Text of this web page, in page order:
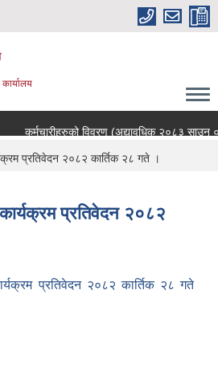
कर्मचारीहरुको विवरण (अद्यावधिक २०८३ साउन
प्रतिवेदन २०८२ कार्तिक २८ गते ।
प्रतिवेदन २०८२
प्रतिवेदन २०८२ कार्तिक २८ गते